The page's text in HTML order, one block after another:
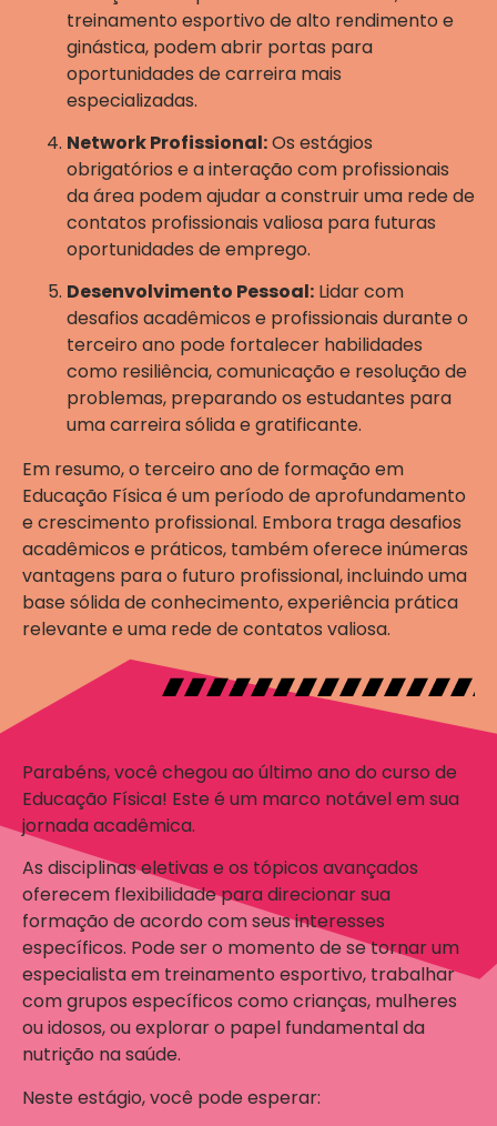
treinamento esportivo de alto rendimento e
ginástica, podem abrir portas para
oportunidades de carreira mais
especializadas.
Network Profissional:Os estágios
obrigatórios e a interação com profissionais
da área podem ajudar a construir uma rede de
contatos profissionais valiosa para futuras
oportunidades de emprego.
Desenvolvimento Pessoal: Lidar com
desafios acadêmicos e profissionais durante o
terceiro ano pode fortalecer habilidades
como resiliência, comunicação e resolução de
problemas, preparando os estudantes para
uma carreira sólida e gratificante.
Em resumo, o terceiro ano de formação em
Educação Física é um período de aprofundamento
e crescimento profissional. Embora traga desafios
acadêmicos e práticos, também oferece inúmeras
vantagens para o futuro profissional, incluindo uma
base sólida de conhecimento, experiência prática
relevante e uma rede de contatos valiosa.
Parabéns, você chegou ao último ano do curso de
Educação Física! Este é um marco notável em sua
jornada acadêmica.
As disciplinas eletivas e os tópicos avançados
oferecem flexibilidade para direcionar sua
formação de acordo com seus interesses
específicos. Pode ser o momento de se tornar um
especialista em treinamento esportivo, trabalhar
com grupos específicos como crianças, mulheres
ou idosos, ou explorar o papel fundamental da
nutrição na saúde.
Neste estágio, você pode esperar: